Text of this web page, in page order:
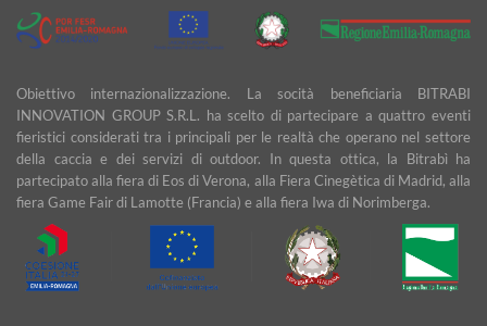
Obiettivo internazionalizzazione. La socità beneficiaria BITRABI
INNOVATION GROUP S.R.L. ha scelto di partecipare a quattro eventi
fieristici considerati tra i principali per le realtà che operano nel settore
della caccia e dei servizi di outdoor. In questa ottica, la Bitrabì ha
partecipato alla fiera di Eos di Verona, alla Fiera Cinegètica di Madrid, alla
fiera Game Fair di Lamotte (Francia) e alla fiera Iwa di Norimberga.